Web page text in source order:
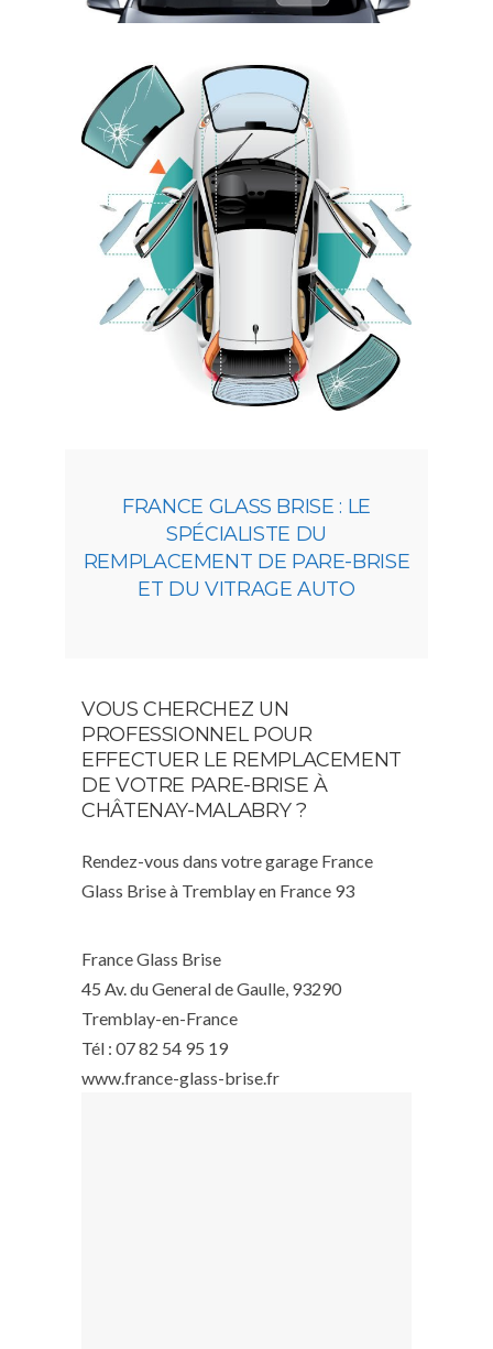
FRANCE GLASS BRISE : LE
SPÉCIALISTE DU
REMPLACEMENT DE PARE-BRISE
ET DU VITRAGE AUTO
VOUS CHERCHEZ UN
PROFESSIONNEL POUR
EFFECTUER LE REMPLACEMENT
DE VOTRE PARE-BRISE À
CHÂTENAY-MALABRY ?
Rendez-vous dans votre garage France
Glass Brise à Tremblay en France 93
France Glass Brise
45 Av. du General de Gaulle, 93290
Tremblay-en-France
Tél : 07 82 54 95 19
www.france-glass-brise.fr